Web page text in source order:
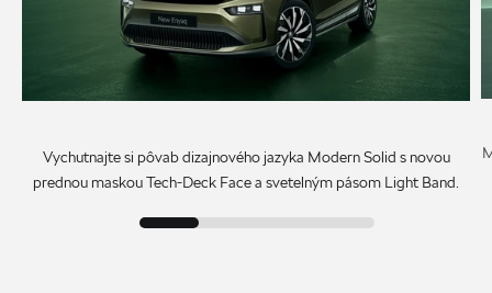
Vychutnajte si pôvab dizajnového jazyka Modern Solid s novou
prednou maskou Tech-Deck Face a svetelným pásom Light Band.